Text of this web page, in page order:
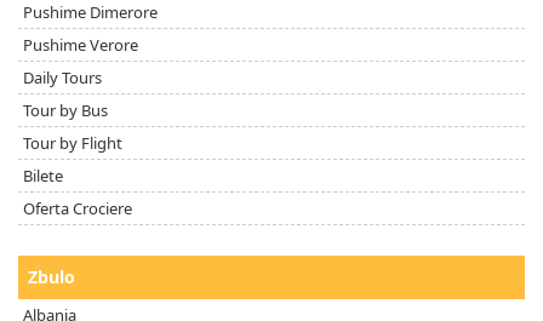
Pushime Dimerore
Pushime Verore
Daily Tours
Tour by Bus
Tour by Flight
Bilete
Oferta Crociere
Zbulo
Albania